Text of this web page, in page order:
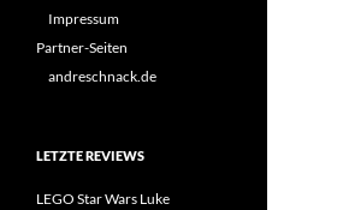
Impressum
Partner-Seiten
andreschnack.de
LETZTE REVIEWS
LEGO Star Wars Luke